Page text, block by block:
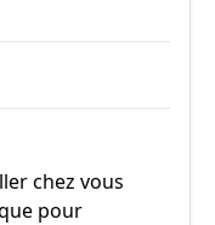
chez vous
pour